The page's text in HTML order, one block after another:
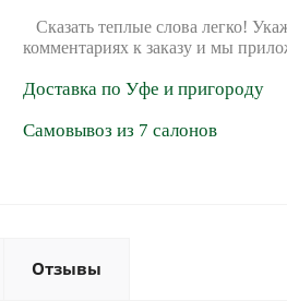
Сказать теплые слова легко!
комментариях к заказу и мы
Доставка по Уфе и пригороду
Самовывоз из 7 салонов
Отзывы